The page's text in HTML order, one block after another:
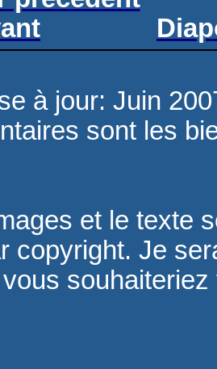
à jour: Juin
sont les
et le texte
copyright. Je
vous